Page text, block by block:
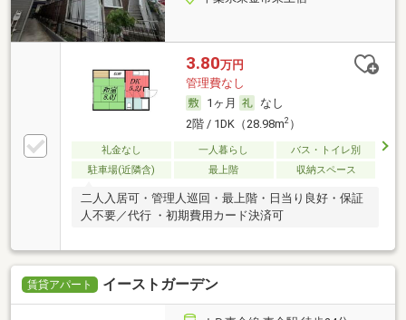
3.80万円
管理費なし
1ヶ月
なし
2階 / 1DK（28.98m2）
礼金なし 一人暮らし
バス・トイレ別
駐車場(近隣含)
最上階 収納スペース
二人入居可・管理人巡回・最上階・日当り良好・保証
人不要／代行 ・初期費用カード決済可
賃貸アパート イーストガーデン